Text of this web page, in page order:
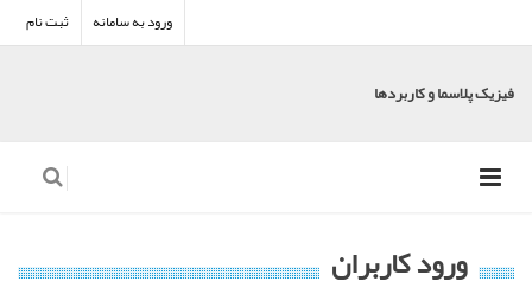
ورود به سامانه ثبت نام
فیزیک پلاسما و کاربردها
ورود کاربران